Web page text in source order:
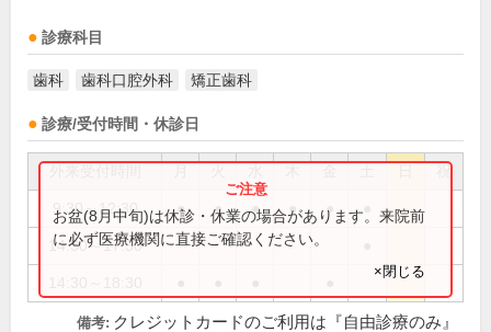
診療科目
歯科 歯科口腔外科 矯正歯科
診療/受付時間・休診日
祝
9:30～12:30 ● ● ● ● ●
14:30～17:30
お盆(8月中旬)は休診・休業の場合があります。来院前
に必ず医療機関に直接ご確認ください。
×閉じる
備考: クレジットカードのご利用は『自由診療のみ』